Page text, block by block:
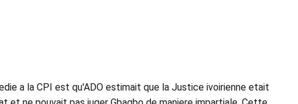
a la CPI est qu'ADO estimait que la Justice ivoirienne etait